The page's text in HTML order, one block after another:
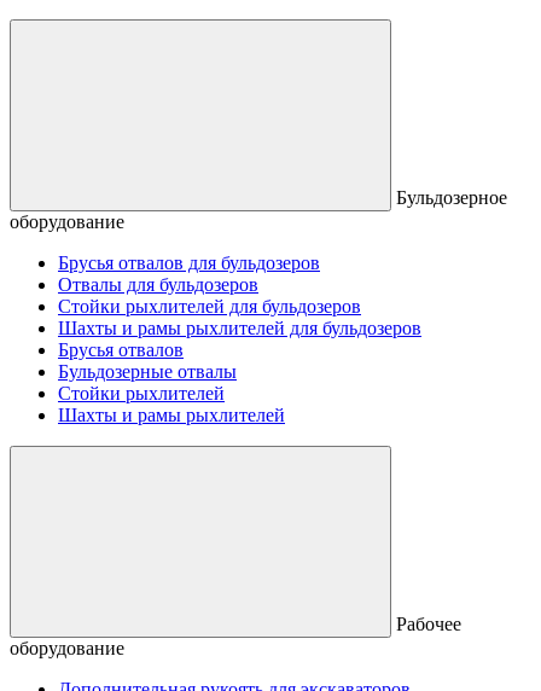
Бульдозерное
оборудование
Брусья отвалов для бульдозеров
Отвалы для бульдозеров
Стойки рыхлителей для бульдозеров
Шахты и рамы рыхлителей для бульдозеров
Брусья отвалов
Бульдозерные отвалы
Стойки рыхлителей
Шахты и рамы рыхлителей
Рабочее
оборудование